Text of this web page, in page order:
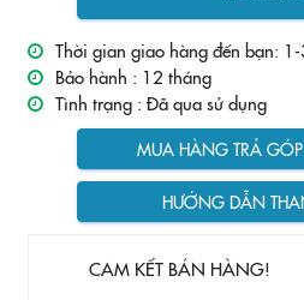
Thời gian giao hàng đến bạn:
Bảo hành : 12 tháng
Tình trạng : Đã qua sử dụng
MUA HÀNG TRẢ
HƯỚNG DẪN
CAM KẾT BÁN HÀNG!